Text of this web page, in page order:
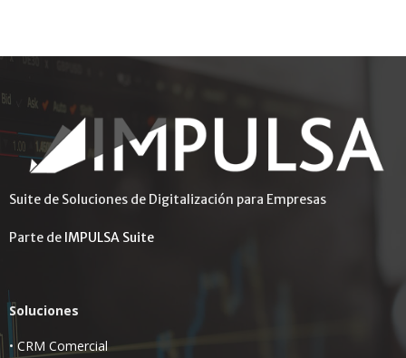
Suite de Soluciones de Digitalización para Empresas
Parte de IMPULSA Suite
Soluciones
•CRM Comercial